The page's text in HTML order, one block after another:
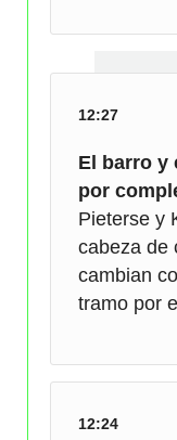
12:27
El barro y
por
Pieterse y
cabeza de
cambian
tramo por
12:24